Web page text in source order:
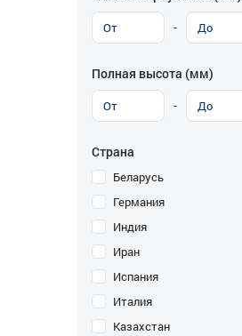
-
Полная высота (мм)
-
Страна
Беларусь
Германия
Индия
Иран
Испания
Италия
Казахстан